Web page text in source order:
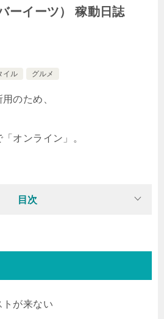
ーイーツ） 稼動日誌
イル グルメ
のため、
オンライン」。
目次
が来ない